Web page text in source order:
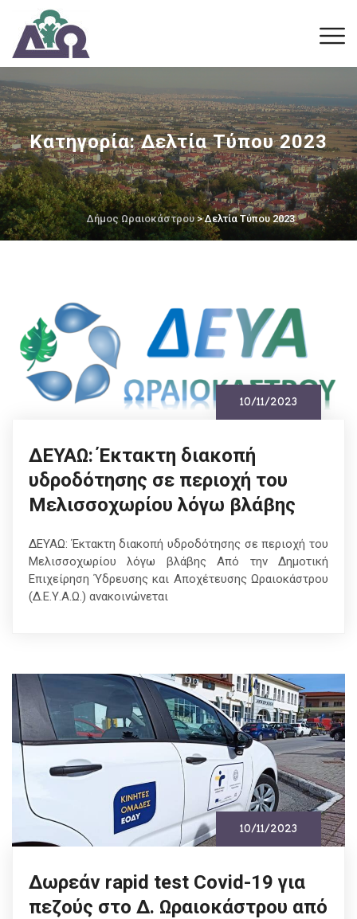
Κατηγορία:Δελτία Τύπου 2023
Δήμος Ωραιοκάστρου> Δελτία Τύπου 2023
10/11/2023
ΔΕΥΑΩ: Έκτακτη διακοπή
υδροδότησης σε περιοχή του
Μελισσοχωρίου λόγω βλάβης
ΔΕΥΑΩ: Έκτακτη διακοπή υδροδότησης σε περιοχή του
Μελισσοχωρίου λόγω βλάβης Από την Δημοτική
Επιχείρηση Ύδρευσης και Αποχέτευσης Ωραιοκάστρου
(Δ.Ε.Υ.Α.Ω.) ανακοινώνεται
10/11/2023
Δωρεάν rapid test Covid-19 για
πεζούς στο Δ. Ωραιοκάστρου από